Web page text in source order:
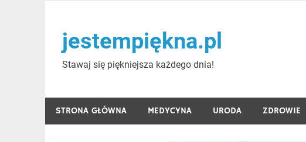
contentjestempiękna.pl
Stawaj się piękniejsza każdego dnia!
STRONA GŁÓWNA MEDYCYNA URODA ZDROWIE